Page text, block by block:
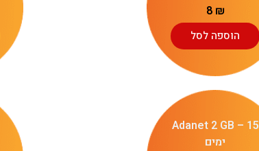
8 ₪
הוספה לסל
Adanet 2 GB – 15
ימים